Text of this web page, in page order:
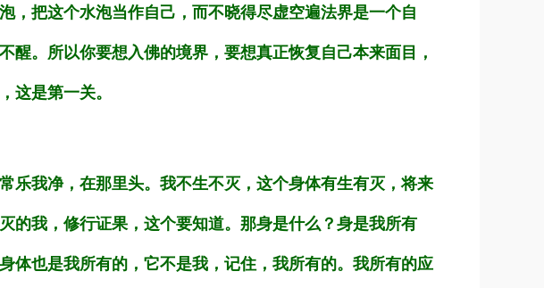
，把这个水泡当作自己，而不晓得尽虚空遍法界是一个自
醒。所以你要想入佛的境界，要想真正恢复自己本来面目，
这是第一关。
乐我净，在那里头。我不生不灭，这个身体有生有灭，将来
的我，修行证果，这个要知道。那身是什么？身是我所有
体也是我所有的，它不是我，记住，我所有的。我所有的应